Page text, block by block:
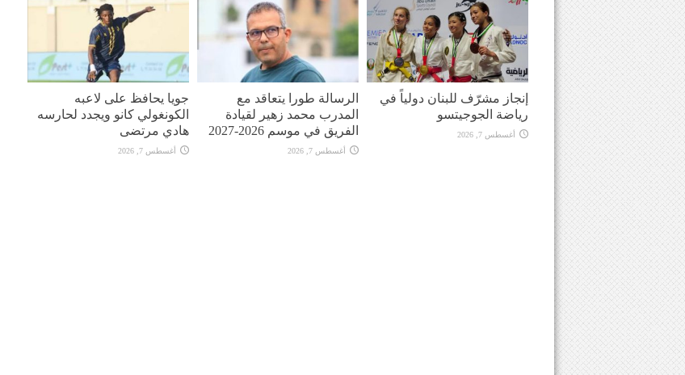
إنجاز مشرّف للبنان دولياً في
رياضة الجوجيتسو
أغسطس 7, 2026
الرسالة طورا يتعاقد مع
المدرب محمد زهير لقيادة
الفريق في موسم 2026-2027
أغسطس 7, 2026
جويا يحافظ على لاعبه
الكونغولي كانو ويجدد لحارسه
هادي مرتضى
أغسطس 7, 2026